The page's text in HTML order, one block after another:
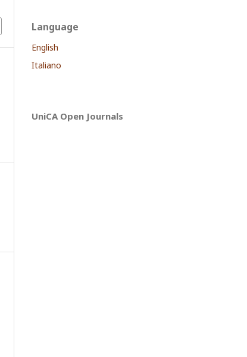
Language
English
Italiano
UniCA Open Journals